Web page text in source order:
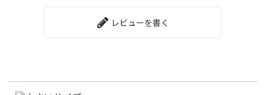
レビューを書く